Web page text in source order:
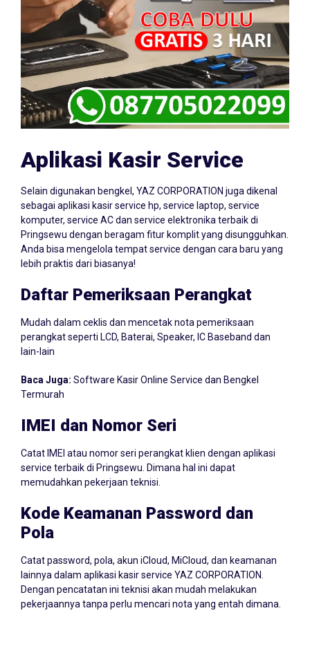
Aplikasi Kasir Service
Selain digunakan bengkel, YAZ CORPORATION juga dikenal
sebagai aplikasi kasir service hp, service laptop, service
komputer, service AC dan service elektronika terbaik di
Pringsewu dengan beragam fitur komplit yang disungguhkan.
Anda bisa mengelola tempat service dengan cara baru yang
lebih praktis dari biasanya!
Daftar Pemeriksaan Perangkat
Mudah dalam ceklis dan mencetak nota pemeriksaan
perangkat seperti LCD, Baterai, Speaker, IC Baseband dan
lain-lain
Baca Juga: Software Kasir Online Service dan Bengkel
Termurah
IMEI dan Nomor Seri
Catat IMEI atau nomor seri perangkat klien dengan aplikasi
service terbaik di Pringsewu. Dimana hal ini dapat
memudahkan pekerjaan teknisi.
Kode Keamanan Password dan
Pola
Catat password, pola, akun iCloud, MiCloud, dan keamanan
lainnya dalam aplikasi kasir service YAZ CORPORATION.
Dengan pencatatan ini teknisi akan mudah melakukan
pekerjaannya tanpa perlu mencari nota yang entah dimana.